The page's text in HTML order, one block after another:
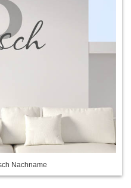
Nachname